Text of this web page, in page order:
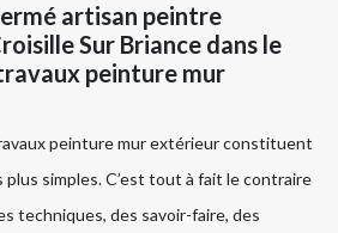
artisan peintre
Sur Briance dans le
peinture mur
peinture mur extérieur constituent
simples. C’est tout à fait le contraire
techniques, des savoir-faire, des